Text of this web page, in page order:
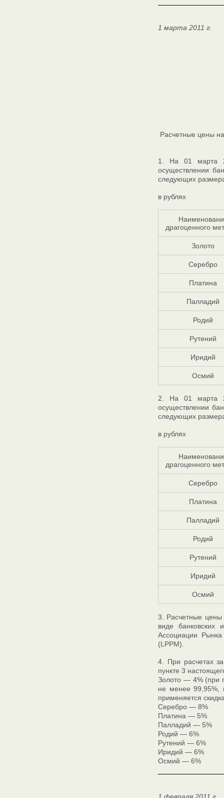
1 марта 2011 г.
Расчетные цены
1. На 01 марта
осуществлении
следующих
в рублях
драгоценного
Золото
Серебро
Платина
Палладий
Родий
Рутений
Иридий
Осмий
2. На 01 марта
осуществлении
следующих
в рублях
драгоценного
Серебро
Платина
Палладий
Родий
Рутений
Иридий
Осмий
3. Расчетные цены
виде банковских
Ассоциации
(LPPM).
4. При расчетах
пункте 3
Золото — 4% (при
не менее 99,95%,
применяется
Серебро — 8%
Платина — 5%
Палладий — 5%
Родий — 6%
Рутений — 6%
Иридий — 6%
Осмий — 6%